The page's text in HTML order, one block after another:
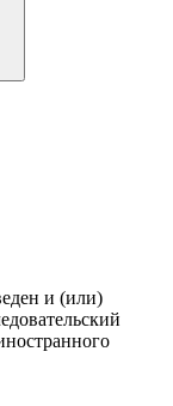
и (или)